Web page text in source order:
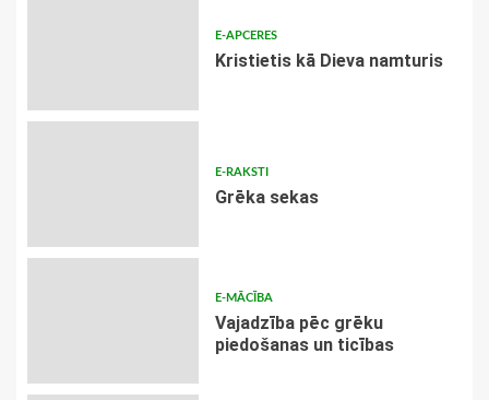
E-APCERES
Kristietis kā Dieva namturis
E-RAKSTI
Grēka sekas
E-MĀCĪBA
Vajadzība pēc grēku
piedošanas un ticības